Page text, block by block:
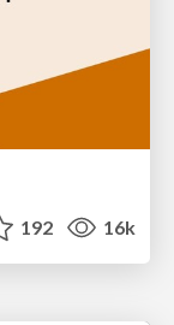
192 16k